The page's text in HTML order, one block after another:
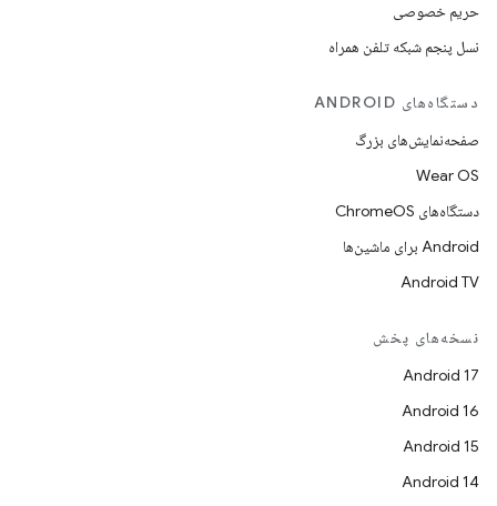
حریم خصوصی
نسل پنجم شبکه تلفن همراه
دستگاه‌های ANDROID
صفحه‌نمایش‌های بزرگ
Wear OS
دستگاه‌های ChromeOS
Android برای ماشین‌ها
Android TV
نسخه‌های پخش
Android 17
Android 16
Android 15
Android 14